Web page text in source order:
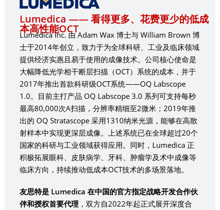
Lumedica —— 看得更多、花费更少的低成
本高性能OCT
Lumedica Inc. 由 Adam Wax 博士与 William Brown 博
士于2014年创立，致力于为全球科研、工业及临床领域
提供经济实惠且易于使用的成像技术。公司核心使命是
大幅降低光学相干断层扫描（OCT）系统的成本，并于
2017年推出首款科研级OCT系统——OQ Labscope
1.0。目前主打产品 OQ Labscope 3.0 系列可支持每秒
最高80,000次A扫描，分辨率精细至2微米；2019年推
出的 OQ Stratascope 采用1310纳米光源，能够在高散
射样本中实现更深层成像。上述系统已在全球超过20个
国家的科研与工业领域获得应用。同时，Lumedica 正
积极拓展眼科、皮肤病学、牙科、肿瘤学及术中成像等
临床方向，持续推动低成本OCT技术的多场景落地。
友思特是 Lumedica 在中国的官方指定战略开发合作伙
伴和授权首要代理 ，双方自2022年起正式展开深度合